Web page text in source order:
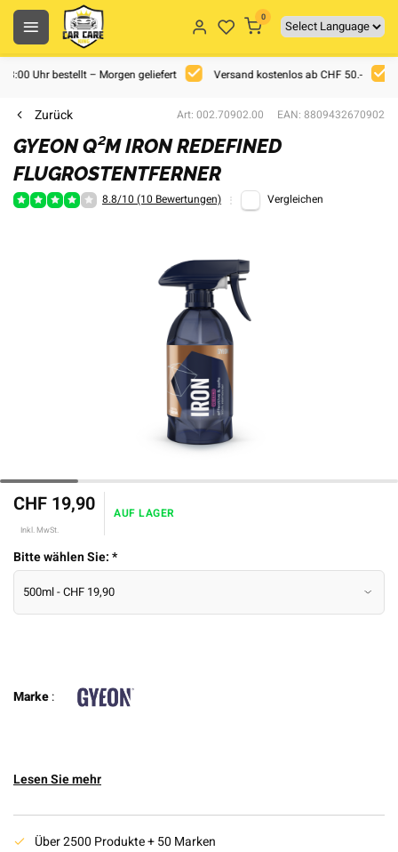
0
Uhr bestellt – Morgen geliefert Versand kostenlos ab CHF 50.-
Zurück Art: 002.70902.00 EAN: 8809432670902
GYEON Q²M IRON REDEFINED
FLUGROSTENTFERNER
8.8/10 (10 Bewertungen) Vergleichen
CHF 19,90
Inkl. MwSt.
AUF LAGER
Bitte wählen Sie:*
Marke:
Lesen Sie mehr
Über 2500 Produkte + 50 Marken